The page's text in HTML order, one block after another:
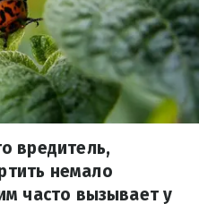
вредитель,
немало
часто вызывает у